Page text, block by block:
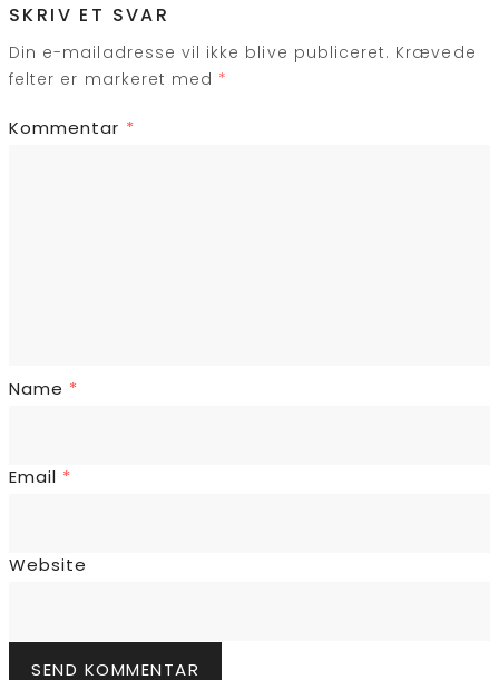
SKRIV ET SVAR
Din e-mailadresse vil ikke blive publiceret. Krævede
felter er markeret med *
Kommentar *
Name *
Email *
Website